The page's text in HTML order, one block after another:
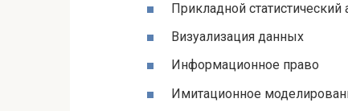
Прикладной
Визуализация данных
Информационное право
Имитационное